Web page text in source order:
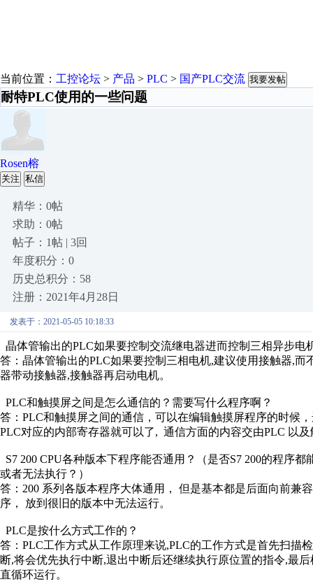
当前位置： 工控论坛 > 产品 > PLC > 国产PLC交流 我要发帖
耐特PLC使用的一些问题
Rosen榕
关注 私信
精华：0帖
求助：0帖
帖子：1帖 | 3回
年度积分：0
历史总积分：58
注册：2021年4月28日
发表于：2021-05-05 10:18:33
晶体管输出的PLC如果要控制交流继电器进而控制三相异步
答：晶体管输出的PLC如果要控制三相电机,建议使用接触器,
器带动接触器,接触器再启动电机。
PLC和触摸屏之间是怎么通信的？需要写什么程序啊？
答： PLC和触摸屏之间的通信，可以在编辑触摸屏程序的时候
PLC对应的内部寄存器就可以了, 通信方面的内容交由PLC 以
S7 200 CPU各种版本下程序能否通用？（是否S7 200的程序
或者无法执行？）
答： 200 系列各版本程序大体通用， 但是基本都是后面向前兼
序， 放到很旧的版本中无法运行。
PLC是按什么方式工作的？
答： PLC工作方式从工作原理来说,PLC的工作方式是首先扫描
断,将会优先执行中断,退出中断后还继续执行原位置的指令,最
直循环运行。